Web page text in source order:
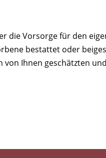
die Vorsorge für den
bestattet oder
von Ihnen geschätzten